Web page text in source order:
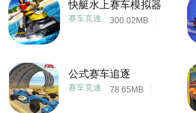
快艇水上赛车模拟器
300.02MB
赛车竞速
公式赛车追逐
78.65MB
赛车竞速